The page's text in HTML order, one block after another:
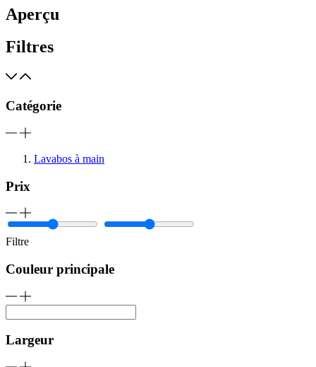
Aperçu
Filtres
Catégorie
Lavabos à main
Prix
Filtre
Couleur principale
Largeur